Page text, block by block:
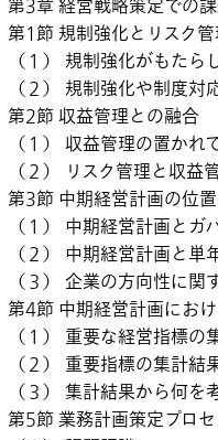
第3章 経営戦略策定での
第1節 規制強化とリスク
（１） 規制強化がもたら
（２） 規制強化や制度対
第2節 収益管理との融合
（１） 収益管理の置かれ
（２） リスク管理と収益
第3節 中期経営計画の位
（１） 中期経営計画とガ
（２） 中期経営計画と単
（３） 企業の方向性に関
第4節 中期経営計画にお
（１） 重要な経営指標の
（２） 重要指標の集計結
（３） 集計結果から何を
第5節 業務計画策定プロ